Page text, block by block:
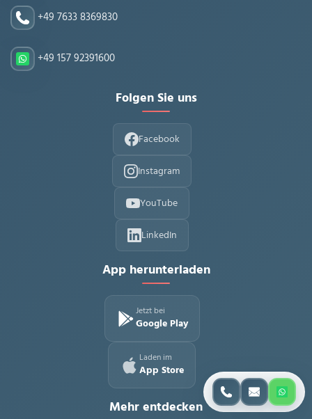
+49 7633 8369830
+49 157 92391600
Folgen Sie uns
Facebook
Instagram
YouTube
LinkedIn
App herunterladen
Jetzt bei
Google Play
Laden im
App Store
Mehr entdecken